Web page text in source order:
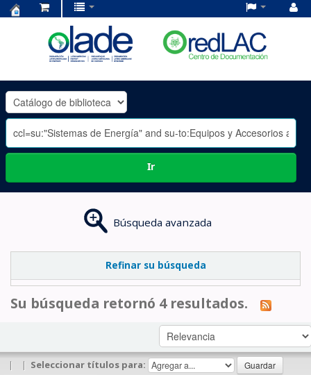
OLADE
-
Ir
Búsqueda avanzada
Refinar su búsqueda
Su búsqueda retornó 4 resultados.
| | Seleccionar títulos para: